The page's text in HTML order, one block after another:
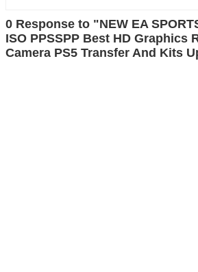
0 Response to "NEW EA
ISO PPSSPP Best HD Graphics
Camera PS5 Transfer And Kits